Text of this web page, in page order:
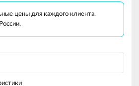
цены для каждого клиента.